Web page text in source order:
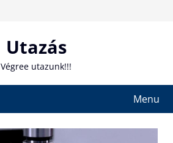
Utazás
Végree utazunk!!!
Menu